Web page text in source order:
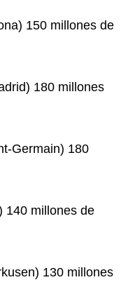
150 millones de
180 millones
Germain) 180
140 millones de
130 millones